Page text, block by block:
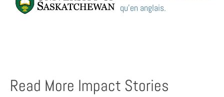
qu’en anglais.
Read More Impact Stories